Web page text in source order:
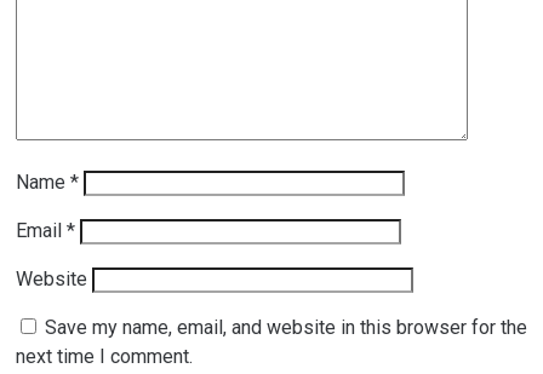
Name *
Email *
Website
Save my name, email, and website in this browser for the
next time I comment.